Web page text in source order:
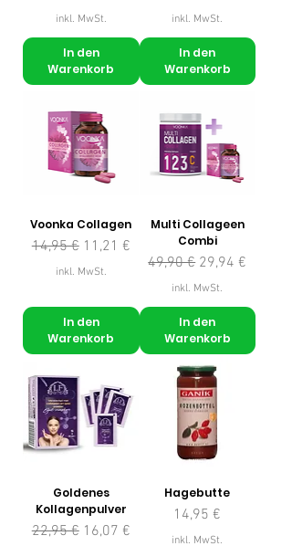
inkl. MwSt.
In den
Warenkorb
inkl. MwSt.
In den
Warenkorb
Voonka Collagen
Standardpreis
14,95 € Sale-Preis
11,21 €
inkl. MwSt.
In den
Warenkorb
Multi Collageen
Combi
Standardpreis
49,90 € Sale-Preis
29,94 €
inkl. MwSt.
In den
Warenkorb
Goldenes
Kollagenpulver
Standardpreis
22,95 € Sale-Preis
16,07 €
Hagebutte
Preis
14,95 €
inkl. MwSt.